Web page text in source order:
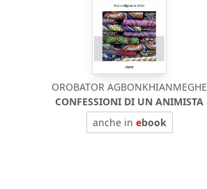
OROBATOR AGBONKHIANMEGHE
CONFESSIONI DI UN ANIMISTA
anche in ebook